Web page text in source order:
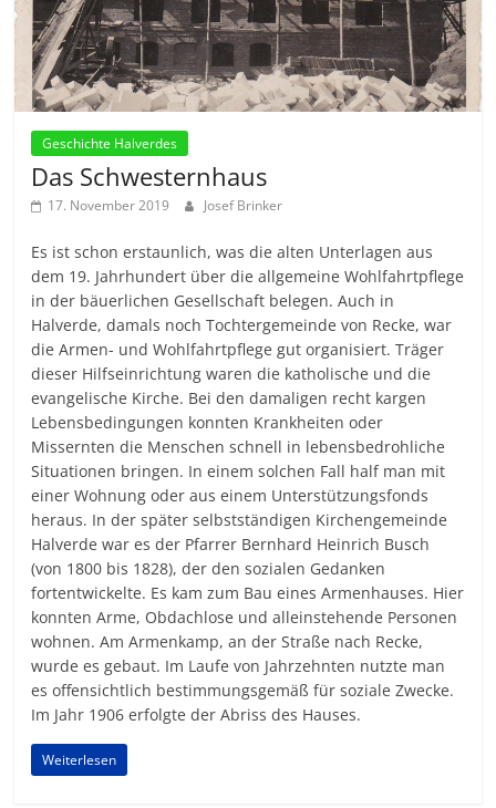
Geschichte Halverdes
Das Schwesternhaus
17. November 2019 Josef Brinker
Es ist schon erstaunlich, was die alten Unterlagen aus
dem 19. Jahrhundert über die allgemeine Wohlfahrtpflege
in der bäuerlichen Gesellschaft belegen. Auch in
Halverde, damals noch Tochtergemeinde von Recke, war
die Armen- und Wohlfahrtpflege gut organisiert. Träger
dieser Hilfseinrichtung waren die katholische und die
evangelische Kirche. Bei den damaligen recht kargen
Lebensbedingungen konnten Krankheiten oder
Missernten die Menschen schnell in lebensbedrohliche
Situationen bringen. In einem solchen Fall half man mit
einer Wohnung oder aus einem Unterstützungsfonds
heraus. In der später selbstständigen Kirchengemeinde
Halverde war es der Pfarrer Bernhard Heinrich Busch
(von 1800 bis 1828), der den sozialen Gedanken
fortentwickelte. Es kam zum Bau eines Armenhauses. Hier
konnten Arme, Obdachlose und alleinstehende Personen
wohnen. Am Armenkamp, an der Straße nach Recke,
wurde es gebaut. Im Laufe von Jahrzehnten nutzte man
es offensichtlich bestimmungsgemäß für soziale Zwecke.
Im Jahr 1906 erfolgte der Abriss des Hauses.
Weiterlesen